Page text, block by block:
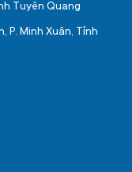
Tuyên Quang
P. Minh Xuân, Tỉnh